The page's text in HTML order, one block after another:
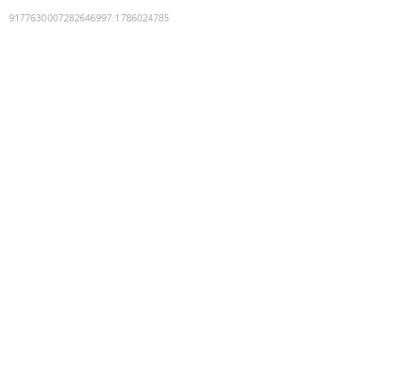
9177630007282646997:1786024785